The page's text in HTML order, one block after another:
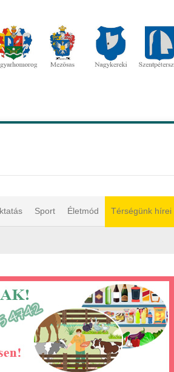
Sport Életmód Térségünk hírei